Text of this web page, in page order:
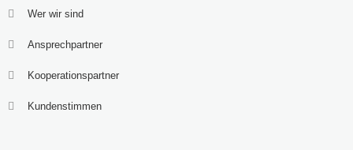
Wer wir sind
Ansprechpartner
Kooperationspartner
Kundenstimmen